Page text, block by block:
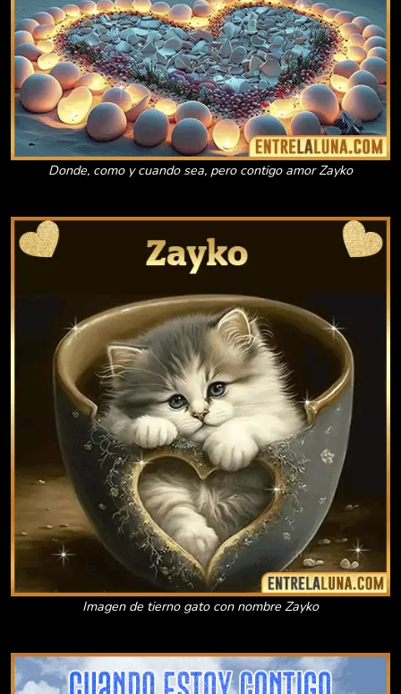
Donde, como y cuando sea, pero contigo amor Zayko
Imagen de tierno gato con nombre Zayko